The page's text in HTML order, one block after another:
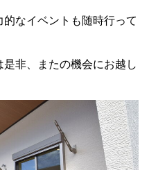
なイベントも随時行って
非、またの機会にお越し